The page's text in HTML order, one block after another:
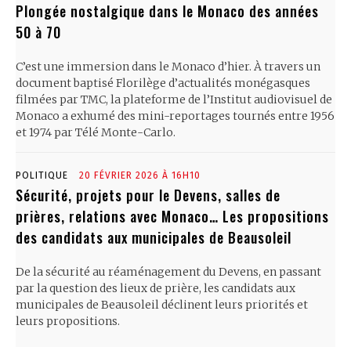
Plongée nostalgique dans le Monaco des années
50 à 70
C’est une immersion dans le Monaco d’hier. À travers un
document baptisé Florilège d’actualités monégasques
filmées par TMC, la plateforme de l’Institut audiovisuel de
Monaco a exhumé des mini-reportages tournés entre 1956
et 1974 par Télé Monte-Carlo.
POLITIQUE 20 FÉVRIER 2026 À 16H10
Sécurité, projets pour le Devens, salles de
prières, relations avec Monaco… Les propositions
des candidats aux municipales de Beausoleil
De la sécurité au réaménagement du Devens, en passant
par la question des lieux de prière, les candidats aux
municipales de Beausoleil déclinent leurs priorités et
leurs propositions.